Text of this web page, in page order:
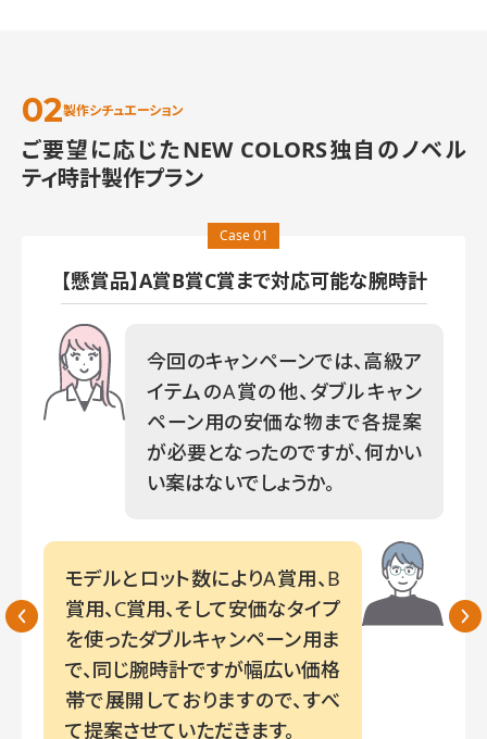
製作シチュエーション
ご要望に応じたNEW COLORS独自のノベル
ティ時計製作プラン
Case 01
【懸賞品】A賞B賞C賞まで対応可能な腕時計
今回のキャンペーンでは、高級ア
イテムのA賞の他、ダブルキャン
ペーン用の安価な物まで各提案
が必要となったのですが、何かい
い案はないでしょうか。
モデルとロット数によりA賞用、B
賞用、C賞用、そして安価なタイプ
を使ったダブルキャンペーン用ま
で、同じ腕時計ですが幅広い価格
帯で展開しておりますので、すべ
て提案させていただきます。
← →